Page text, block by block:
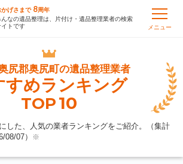
かげさまで 8周年
んなの遺品整理は、片付け・遺品整理業者の検索
イトです
メニュー
尻郡奥尻町の遺品整理業者
すめランキング
TOP10
した、人気の業者ランキングをご紹介。（集計
08/07） ※